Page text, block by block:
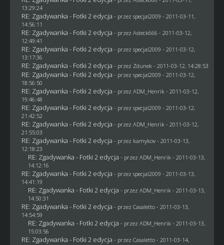
13:29:24
RE: Zgadywanka - Fotki 2 edycja - przez specjal2009 - 2011-03-11,
14:56:11
RE: Zgadywanka - Fotki 2 edycja - przez Asteck666 - 2011-03-12,
12:49:41
RE: Zgadywanka - Fotki 2 edycja - przez specjal2009 - 2011-03-12,
13:17:36
RE: Zgadywanka - Fotki 2 edycja - przez Zdunek - 2011-03-12, 14:28:53
RE: Zgadywanka - Fotki 2 edycja - przez specjal2009 - 2011-03-12,
18:56:50
RE: Zgadywanka - Fotki 2 edycja - przez ADM_Henrik - 2011-03-12,
19:46:48
RE: Zgadywanka - Fotki 2 edycja - przez specjal2009 - 2011-03-12,
21:42:52
RE: Zgadywanka - Fotki 2 edycja - przez ADM_Henrik - 2011-03-12,
21:55:03
RE: Zgadywanka - Fotki 2 edycja - przez kamykov- 2011-03-13,
12:18:23
RE: Zgadywanka - Fotki 2 edycja - przez ADM_Henrik - 2011-03-13,
14:12:16
RE: Zgadywanka - Fotki 2 edycja - przez specjal2009 - 2011-03-13,
14:41:19
RE: Zgadywanka - Fotki 2 edycja - przez ADM_Henrik - 2011-03-13,
14:50:31
RE: Zgadywanka - Fotki 2 edycja - przez Casaletto- 2011-03-13,
14:54:59
RE: Zgadywanka - Fotki 2 edycja - przez ADM_Henrik - 2011-03-13,
15:03:56
RE: Zgadywanka - Fotki 2 edycja - przez Casaletto- 2011-03-14,